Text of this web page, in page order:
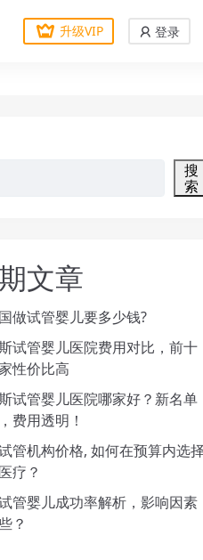
升级VIP 登录
搜
索
文章
做试管婴儿要多少钱?
试管婴儿医院费用对比，前十
性价比高
试管婴儿医院哪家好？新名单
费用透明！
管机构价格, 如何在预算内选择
疗？
管婴儿成功率解析，影响因素
？